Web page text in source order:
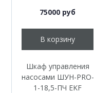
75000 руб
В корзину
Шкаф управления
насосами ШУН-PRO-
1-18,5-ПЧ EKF